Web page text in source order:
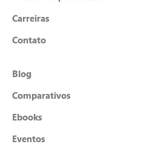
Carreiras
Contato
Blog
Comparativos
Ebooks
Eventos